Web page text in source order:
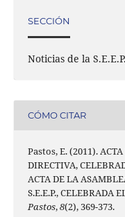
SECCIÓN
Noticias de la S.E.E.P.
CÓMO CITAR
Pastos, E. (2011).
DIRECTIVA,
ACTA DE LA
S.E.E.P., CELEBRADA
Pastos,8(2), 369-373.